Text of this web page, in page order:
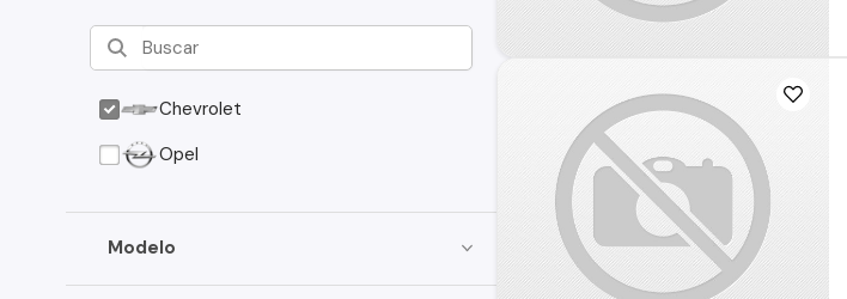
Chevrolet
Opel
Modelo